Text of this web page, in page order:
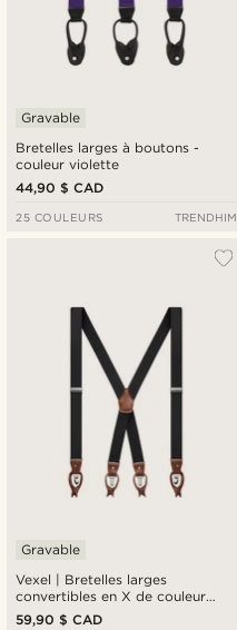
Bretelles larges à boutons -
couleur violette
Gravable
44,90 $ CAD
25 COULEURS TRENDHIM
Vexel | Bretelles larges
convertibles en X de couleur
noire
Gravable
59,90 $ CAD